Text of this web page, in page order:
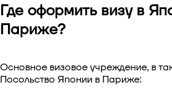
Где оформить визу в
Париже?
Основное визовое учреждение, в
Посольство Японии в Париже: